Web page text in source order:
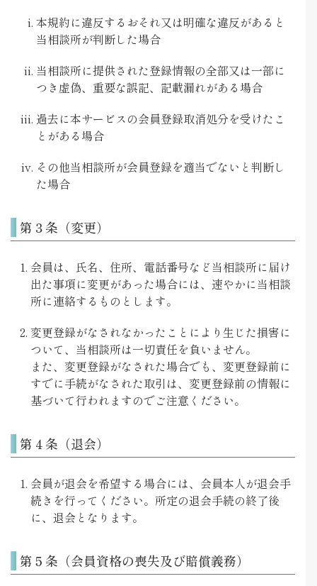
本規約に違反するおそれ又は明確な違反があると
当相談所が判断した場合
当相談所に提供された登録情報の全部又は一部に
つき虚偽、重要な誤記、記載漏れがある場合
過去に本サービスの会員登録取消処分を受けたこ
とがある場合
その他当相談所が会員登録を適当でないと判断し
た場合
第３条（変更）
会員は、氏名、住所、電話番号など当相談所に届け
出た事項に変更があった場合には、速やかに当相談
所に連絡するものとします。
変更登録がなされなかったことにより生じた損害に
ついて、当相談所は一切責任を負いません。
また、変更登録がなされた場合でも、変更登録前に
すでに手続がなされた取引は、変更登録前の情報に
基づいて行われますのでご注意ください。
第４条（退会）
会員が退会を希望する場合には、会員本人が退会手
続きを行ってください。所定の退会手続の終了後
に、退会となります。
第５条（会員資格の喪失及び賠償義務）